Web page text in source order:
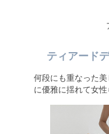
ティアード
何段にも重なった
に優雅に揺れて女